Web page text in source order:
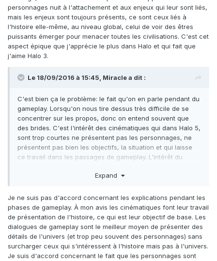
personnages nuit à l'attachement et aux enjeux qui leur sont liés,
mais les enjeux sont toujours présents, ce sont ceux liés à
l'histoire elle-même, au niveau global, celui de voir des êtres
puissants émerger pour menacer toutes les civilisations. C'est cet
aspect épique que j'apprécie le plus dans Halo et qui fait que
j'aime Halo 3.
Le 18/09/2016 à 15:45, Miraclea dit :
C'est bien ça le problème: le fait qu'on en parle pendant du
gameplay. Lorsqu'on nous tire dessus très difficile de se
concentrer sur les propos, donc on entend souvent que
des brides. C'est l'intérêt des cinématiques qui dans Halo 5,
sont trop courtes ne présentent pas les personnages, ne
présentent pas bien les objectifs, la situation et qui laisse
ce travail dans les passages de gameplay. L'intérêt du
tu la passes et tu joues et si tu es intéressé, tu es
repos que nous n'avons pas dans Halo 5.
Expand
Je ne suis pas d'accord concernant les explications pendant les
phases de gameplay. À mon avis les cinématiques font leur travail
de présentation de l'histoire, ce qui est leur objectif de base. Les
dialogues de gameplay sont le meilleur moyen de présenter des
détails de l'univers (et trop peu souvent des personnages) sans
surcharger ceux qui s'intéressent à l'histoire mais pas à l'univers.
Je suis d'accord concernant le fait que les personnages sont